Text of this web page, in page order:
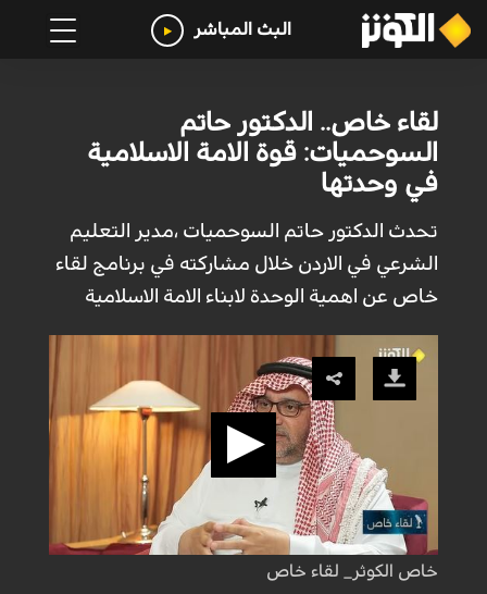
البث المباشر
لقاء خاص.. الدكتور حاتم
السوحميات: قوة الامة الاسلامية
في وحدتها
تحدث الدكتور حاتم السوحميات ،مدير التعليم
الشرعي في الاردن خلال مشاركته في برنامج لقاء
خاص عن اهمية الوحدة لابناء الامة الاسلامية
خاص الكوثر_ لقاء خاص